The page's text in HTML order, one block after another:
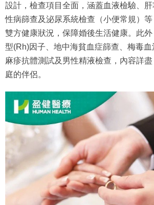
設計，檢查項目全面，涵蓋血液檢驗、肝
性病篩查及泌尿系統檢查（小便常規）
雙方健康狀況，保障婚後生活健康。此
型(Rh)因子、地中海貧血症篩查、梅毒血
麻疹抗體測試及男性精液檢查，內容詳
庭的伴侶。